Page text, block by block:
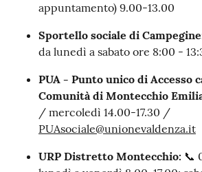
appuntamento) 9.00-13.00
Sportello sociale di
da lunedì a sabato ore 8:00 -
PUA - Punto unico di Accesso
Comunità di Montecchio
/ mercoledì 14.00-17.30 /
PUAsociale@unionevaldenza.it
URP Distretto Montecchio: 📞